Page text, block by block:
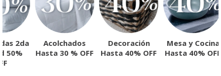
2da
50%
Acolchados
Hasta 30 % OFF
Decoración
Hasta 40% OFF
Mesa y Cocina
Hasta 40% OFF